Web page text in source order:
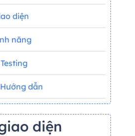
diện
năng
dẫn
diện